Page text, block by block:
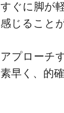
すぐに脚が
感じること
アプローチ
素早く、的